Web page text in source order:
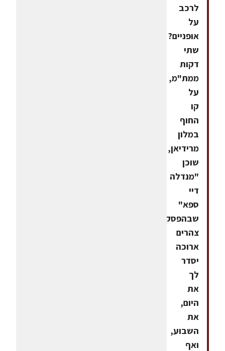
לרכב
על
אופניים?
שתי
דקות
ממת"מ,
על
קו
החוף
במלון
מרידיאן,
שוכן
"מנדלה
דיי
ספא"
שבהפסקת
צהרים
ארוכה
יסדר
לך
את
היום,
את
השבוע,
ואף